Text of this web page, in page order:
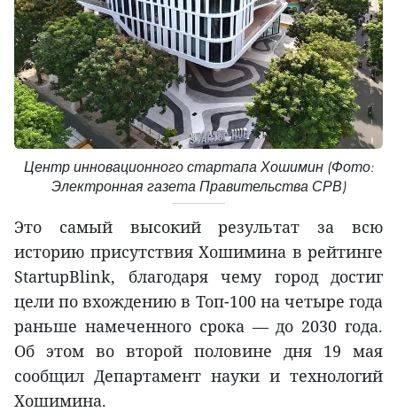
Центр инновационного стартапа Хошимин (Фото:
Электронная газета Правительства СРВ)
Это самый высокий результат за всю
историю присутствия Хошимина в рейтинге
StartupBlink, благодаря чему город достиг
цели по вхождению в Топ-100 на четыре года
раньше намеченного срока — до 2030 года.
Об этом во второй половине дня 19 мая
сообщил Департамент науки и технологий
Хошимина.